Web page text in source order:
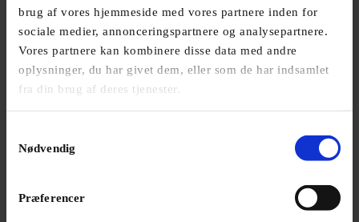
brug af vores hjemmeside med vores partnere inden for
sociale medier, annonceringspartnere og analysepartnere.
Vores partnere kan kombinere disse data med andre
oplysninger, du har givet dem, eller som de har indsamlet
fra din brug af deres tjenester.
Nødvendig
Præferencer
Uopfordret Ansøgning
Hvis du er interesseret i at være en del af
KbhTeambuilding og derved også et meget
ansøgning. Send os dit CV samt en motiveret
ansøgning indeholdende din vision over hvordan
Nyttig ressource til jobsøgning: